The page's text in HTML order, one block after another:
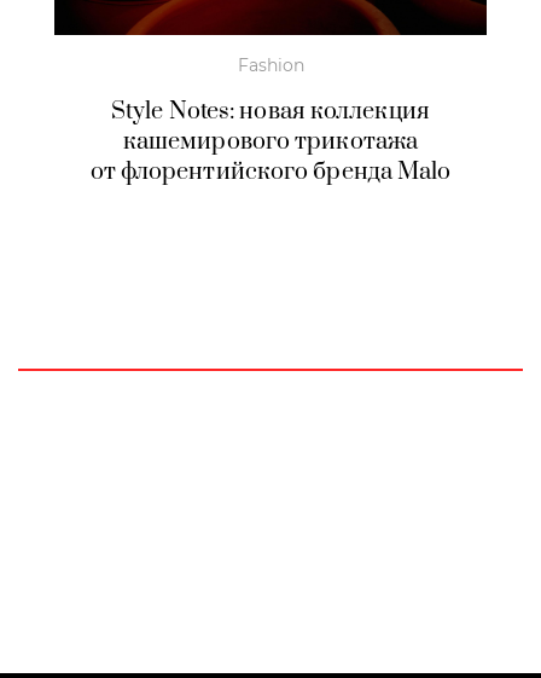
Fashion
Style Notes: новая коллекция
кашемирового трикотажа
от флорентийского бренда Malo